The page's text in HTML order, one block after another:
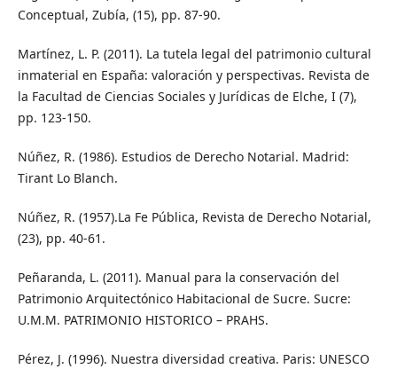
Conceptual, Zubía, (15), pp. 87-90.
Martínez, L. P. (2011). La tutela legal del patrimonio cultural
inmaterial en España: valoración y perspectivas. Revista de
la Facultad de Ciencias Sociales y Jurídicas de Elche, I (7),
pp. 123-150.
Núñez, R. (1986). Estudios de Derecho Notarial. Madrid:
Tirant Lo Blanch.
Núñez, R. (1957).La Fe Pública, Revista de Derecho Notarial,
(23), pp. 40-61.
Peñaranda, L. (2011). Manual para la conservación del
Patrimonio Arquitectónico Habitacional de Sucre. Sucre:
U.M.M. PATRIMONIO HISTORICO – PRAHS.
Pérez, J. (1996). Nuestra diversidad creativa. Paris: UNESCO